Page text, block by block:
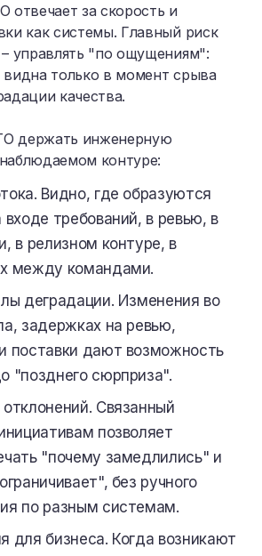
отвечает за скорость и
как системы. Главный риск
управлять "по ощущениям":
видна только в момент срыва
качества.
держать инженерную
контуре:
Видно, где образуются
требований, в ревью, в
в релизном контуре, в
между командами.
деградации. Изменения во
задержках на ревью,
поставки дают возможность
"позднего сюрприза".
Связанный
позволяет
"почему замедлились" и
без ручного
по разным системам.
для бизнеса. Когда возникают